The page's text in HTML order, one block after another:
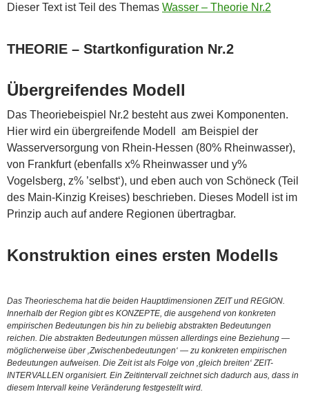
Dieser Text ist Teil des Themas Wasser – Theorie Nr.2
THEORIE – Startkonfiguration Nr.2
Übergreifendes Modell
Das Theoriebeispiel Nr.2 besteht aus zwei Komponenten.
Hier wird ein übergreifende Modell am Beispiel der
Wasserversorgung von Rhein-Hessen (80% Rheinwasser),
von Frankfurt (ebenfalls x% Rheinwasser und y%
Vogelsberg, z% ’selbst‘), und eben auch von Schöneck (Teil
des Main-Kinzig Kreises) beschrieben. Dieses Modell ist im
Prinzip auch auf andere Regionen übertragbar.
Konstruktion eines ersten Modells
Das Theorieschema hat die beiden Hauptdimensionen ZEIT und REGION.
Innerhalb der Region gibt es KONZEPTE, die ausgehend von konkreten
empirischen Bedeutungen bis hin zu beliebig abstrakten Bedeutungen
reichen. Die abstrakten Bedeutungen müssen allerdings eine Beziehung —
möglicherweise über ‚Zwischenbedeutungen‘ — zu konkreten empirischen
Bedeutungen aufweisen. Die Zeit ist als Folge von ‚gleich breiten‘ ZEIT-
INTERVALLEN organisiert. Ein Zeitintervall zeichnet sich dadurch aus, dass in
diesem Intervall keine Veränderung festgestellt wird.